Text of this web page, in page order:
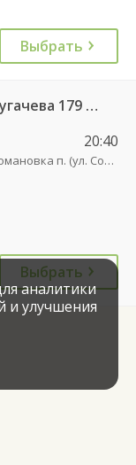
Выбрать
Саратов АВ Центральный ул им Пугачева 179 А — Романовка рп (ул Советская 116)
20:40
рабочий Романовка п. (ул. Советская, 116)
Выбрать
аналитики
и улучшения